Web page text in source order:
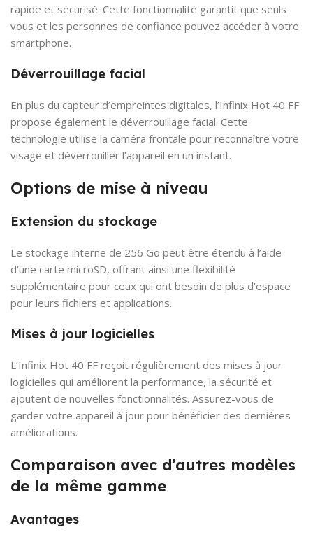
rapide et sécurisé. Cette fonctionnalité garantit que seuls
vous et les personnes de confiance pouvez accéder à votre
smartphone.
Déverrouillage facial
En plus du capteur d’empreintes digitales, l’Infinix Hot 40 FF
propose également le déverrouillage facial. Cette
technologie utilise la caméra frontale pour reconnaître votre
visage et déverrouiller l’appareil en un instant.
Options de mise à niveau
Extension du stockage
Le stockage interne de 256 Go peut être étendu à l’aide
d’une carte microSD, offrant ainsi une flexibilité
supplémentaire pour ceux qui ont besoin de plus d’espace
pour leurs fichiers et applications.
Mises à jour logicielles
L’Infinix Hot 40 FF reçoit régulièrement des mises à jour
logicielles qui améliorent la performance, la sécurité et
ajoutent de nouvelles fonctionnalités. Assurez-vous de
garder votre appareil à jour pour bénéficier des dernières
améliorations.
Comparaison avec d’autres modèles
de la même gamme
Avantages